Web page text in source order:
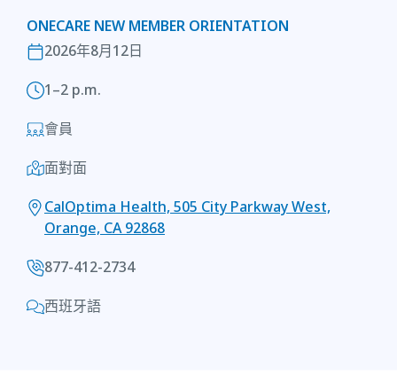
ONECARE NEW MEMBER ORIENTATION
2026年8月12日
1–2 p.m.
會員
面對面
CalOptima Health, 505 City Parkway West,
Orange, CA 92868
877-412-2734
西班牙語